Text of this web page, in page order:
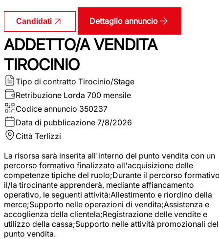
Candidati Dettaglio annuncio
ADDETTO/A VENDITA
TIROCINIO
Tipo di contratto Tirocinio/Stage
Retribuzione Lorda 700 mensile
Codice annuncio 350237
Data di pubblicazione 7/8/2026
Città Terlizzi
La risorsa sarà inserita all'interno del punto vendita con un
percorso formativo finalizzato all'acquisizione delle
competenze tipiche del ruolo;Durante il percorso
il/la tirocinante apprenderà, mediante affiancamento
operativo, le seguenti attività:Allestimento e riordino della
merce;Supporto nelle operazioni di vendita;Assistenza e
accoglienza della clientela;Registrazione delle vendite e
utilizzo della cassa;Supporto nelle attività promozionali del
punto vendita.